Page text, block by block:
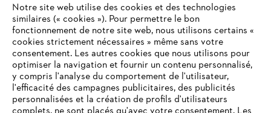
L'Entreprise
Notre site web utilise des cookies et des technologies
similaires (« cookies »). Pour permettre le bon
fonctionnement de notre site web, nous utilisons certains «
cookies strictement nécessaires » même sans votre
consentement. Les autres cookies que nous utilisons pour
optimiser la navigation et fournir un contenu personnalisé,
y compris l'analyse du comportement de l'utilisateur,
l'efficacité des campagnes publicitaires, des publicités
personnalisées et la création de profils d'utilisateurs